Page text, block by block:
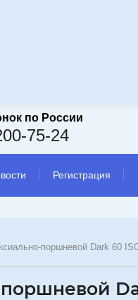
75-24
Регистрация
поршневой Dark 60